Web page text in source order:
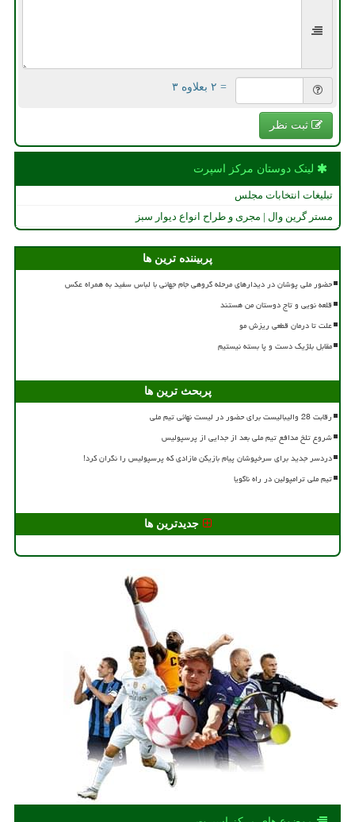
= ۲ بعلاوه ۳
ثبت نظر
لینک دوستان مركز اسپرت
تبلیغات انتخابات مجلس
مستر گرین وال | مجری و طراح انواع دیوار سبز
پربیننده ترین ها
حضور ملی پوشان در دیدارهای مرحله گروهی جام جهانی با لباس سفید به همراه عکس
قلعه نویی و تاج دوستان من هستند
علت تا درمان قطعی ریزش مو
مقابل بلژیک دست و پا بسته نیستیم
پربحث ترین ها
رقابت 28 والیبالیست برای حضور در لیست نهائی تیم ملی
شروع تلخ مدافع تیم ملی بعد از جدایی از پرسپولیس
دردسر جدید برای سرخپوشان پیام بازیکن مازادی که پرسپولیس را نگران کرد!
تیم ملی ترامپولین در راه ناگویا
جدیدترین ها